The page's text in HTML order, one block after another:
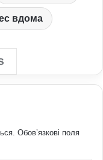
вдома
Обов’язкові поля